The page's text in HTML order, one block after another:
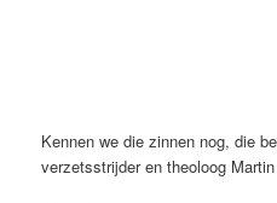
Kennen we die zinnen nog, die
verzetsstrijder en theoloog